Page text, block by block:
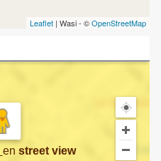
Leaflet | Wasi - ©OpenStreetMap
en street view